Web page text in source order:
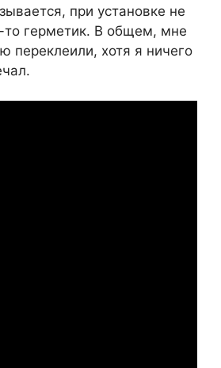
при установке не
то герметик. В общем, мне
переклеили, хотя я ничего